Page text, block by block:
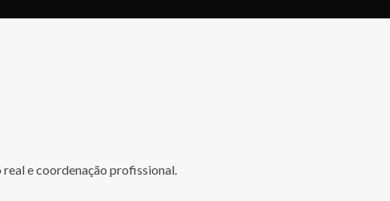
e coordenação profissional.